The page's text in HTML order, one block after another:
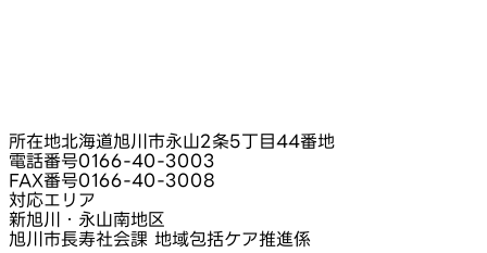
所在地北海道旭川市永山2条5丁目44番地
電話番号0166-40-3003
FAX番号0166-40-3008
対応エリア
新旭川・永山南地区
旭川市長寿社会課 地域包括ケア推進係